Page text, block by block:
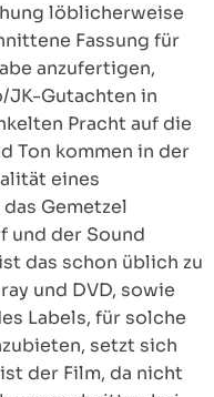
löblicherweise
Fassung für
anzufertigen,
JK-Gutachten in
Pracht auf die
Ton kommen in der
eines
Gemetzel
und der Sound
das schon üblich zu
und DVD, sowie
Labels, für solche
setzt sich
der Film, da nicht